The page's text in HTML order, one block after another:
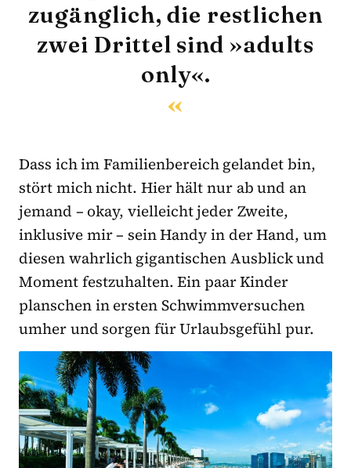
zugänglich, die restlichen
zwei Drittel sind »adults
only«.
Dass ich im Familienbereich gelandet bin,
stört mich nicht. Hier hält nur ab und an
jemand – okay, vielleicht jeder Zweite,
inklusive mir – sein Handy in der Hand, um
diesen wahrlich gigantischen Ausblick und
Moment festzuhalten. Ein paar Kinder
planschen in ersten Schwimmversuchen
umher und sorgen für Urlaubsgefühl pur.